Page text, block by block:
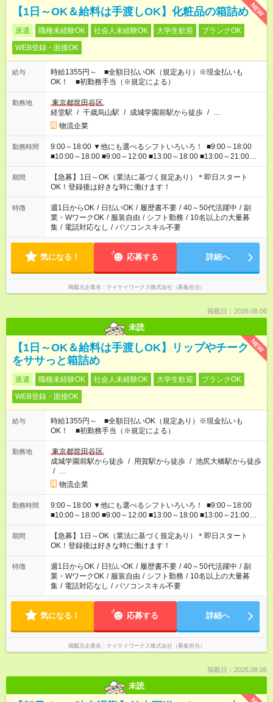
NEW
【1日～OK＆給料は手渡しOK】化粧品の箱詰め
派遣 職種未経験OK 社会人未経験OK 大学生歓迎
ブランクOK
WEB登録・面接OK
給与
時給1355円～ ■全額日払いOK（規定あり）※現金払いも
OK！ ■初勤務手当（※規定による）
勤務地
東京都世田谷区
経堂駅 / 千歳烏山駅 / 成城学園前駅から徒歩 / …
物流企業
勤務時間
9:00～18:00 ▼他にも選べるシフトいろいろ！ ■9:00～18:00
■10:00～18:00 ■9:00～12:00 ■13:00～18:00 ■13:00～21:00
■22:00～翌6:00 など あなたの希望を教えてください！
期間
【急募】1日～OK（業法に基づく規定あり）＊即日スタート
OK！登録後は好きな時に働けます！
特徴 週1日からOK / 日払いOK / 履歴書不要 / 40～50代活躍中 / 副
業・WワークOK / 服装自由 / シフト勤務 / 10名以上の大量募
集 / 電話対応なし / パソコンスキル不要
気になる！ 応募する 詳細へ
掲載元企業名 テイケイワークス株式会社（募集担当）
掲載日：2026.08.06
未読
NEW
【1日～OK＆給料は手渡しOK】リップやチーク
をササっと箱詰め
派遣 職種未経験OK 社会人未経験OK 大学生歓迎
ブランクOK
WEB登録・面接OK
給与
時給1355円～ ■全額日払いOK（規定あり）※現金払いも
OK！ ■初勤務手当（※規定による）
勤務地
東京都世田谷区
成城学園前駅から徒歩 / 用賀駅から徒歩 / 池尻大橋駅から徒歩
/ …
物流企業
勤務時間
9:00～18:00 ▼他にも選べるシフトいろいろ！ ■9:00～18:00
■10:00～18:00 ■9:00～12:00 ■13:00～18:00 ■13:00～21:00
■22:00～翌6:00 など あなたの希望を教えてください！
期間
【急募】1日～OK（業法に基づく規定あり）＊即日スタート
OK！登録後は好きな時に働けます！
特徴 週1日からOK / 日払いOK / 履歴書不要 / 40～50代活躍中 / 副
業・WワークOK / 服装自由 / シフト勤務 / 10名以上の大量募
集 / 電話対応なし / パソコンスキル不要
気になる！ 応募する 詳細へ
掲載元企業名 テイケイワークス株式会社（募集担当）
掲載日：2026.08.06
未読